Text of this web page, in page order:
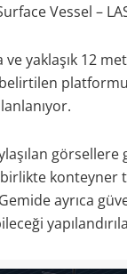
Vessel –
yaklaşık 12
ayrıca